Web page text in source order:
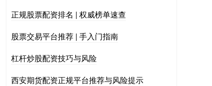
正规股票配资排名 | 权威榜单速查
股票交易平台推荐 | 手入门指南
杠杆炒股配资技巧与风险
西安期货配资正规平台推荐与风险提示